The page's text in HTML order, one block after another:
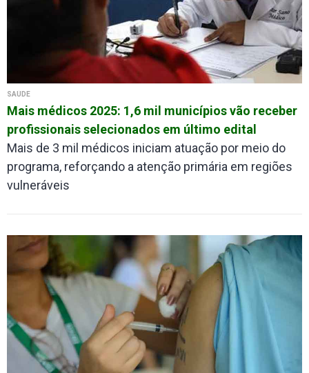
SAÚDE
Mais médicos 2025: 1,6 mil municípios vão receber
profissionais selecionados em último edital
Mais de 3 mil médicos iniciam atuação por meio do
programa, reforçando a atenção primária em regiões
vulneráveis